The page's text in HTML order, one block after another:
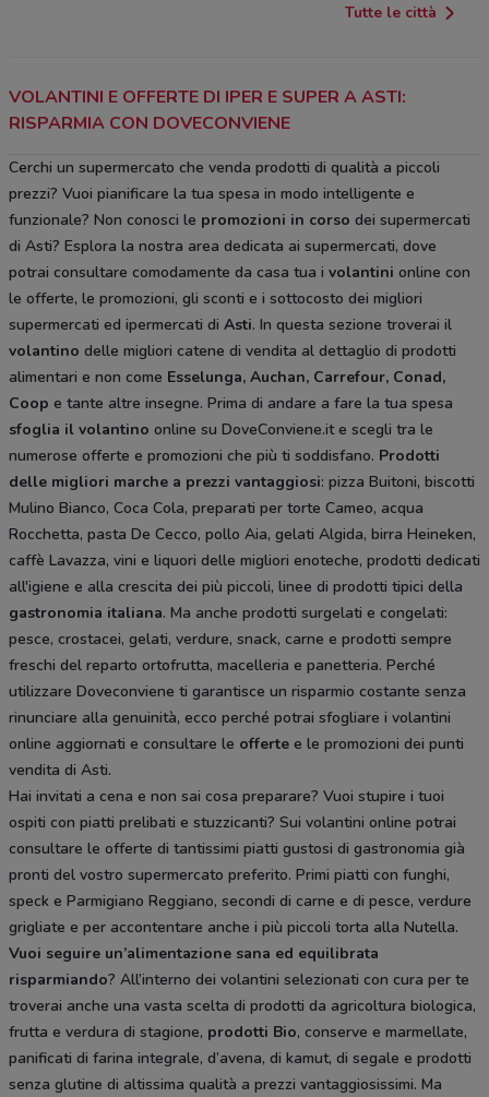
Tutte le città
VOLANTINI E OFFERTE DI IPER E SUPER A ASTI:
RISPARMIA CON DOVECONVIENE
Cerchi un supermercato che venda prodotti di qualità a piccoli
prezzi? Vuoi pianificare la tua spesa in modo intelligente e
funzionale? Non conosci le promozioni in corso dei supermercati
di Asti? Esplora la nostra area dedicata ai supermercati, dove
potrai consultare comodamente da casa tua i volantini online con
le offerte, le promozioni, gli sconti e i sottocosto dei migliori
supermercati ed ipermercati di Asti. In questa sezione troverai il
volantino delle migliori catene di vendita al dettaglio di prodotti
alimentari e non come Esselunga, Auchan, Carrefour, Conad,
Coop e tante altre insegne. Prima di andare a fare la tua spesa
sfoglia il volantino online su DoveConviene.it e scegli tra le
numerose offerte e promozioni che più ti soddisfano. Prodotti
delle migliori marche a prezzi vantaggiosi: pizza Buitoni, biscotti
Mulino Bianco, Coca Cola, preparati per torte Cameo, acqua
Rocchetta, pasta De Cecco, pollo Aia, gelati Algida, birra Heineken,
caffè Lavazza, vini e liquori delle migliori enoteche, prodotti dedicati
all'igiene e alla crescita dei più piccoli, linee di prodotti tipici della
gastronomia italiana. Ma anche prodotti surgelati e congelati:
pesce, crostacei, gelati, verdure, snack, carne e prodotti sempre
freschi del reparto ortofrutta, macelleria e panetteria. Perché
utilizzare Doveconviene ti garantisce un risparmio costante senza
rinunciare alla genuinità, ecco perché potrai sfogliare i volantini
online aggiornati e consultare le offerte e le promozioni dei punti
vendita di Asti.
Hai invitati a cena e non sai cosa preparare? Vuoi stupire i tuoi
ospiti con piatti prelibati e stuzzicanti? Sui volantini online potrai
consultare le offerte di tantissimi piatti gustosi di gastronomia già
pronti del vostro supermercato preferito. Primi piatti con funghi,
speck e Parmigiano Reggiano, secondi di carne e di pesce, verdure
grigliate e per accontentare anche i più piccoli torta alla Nutella.
Vuoi seguire un’alimentazione sana ed equilibrata
risparmiando? All’interno dei volantini selezionati con cura per te
troverai anche una vasta scelta di prodotti da agricoltura biologica,
frutta e verdura di stagione, prodotti Bio, conserve e marmellate,
panificati di farina integrale, d’avena, di kamut, di segale e prodotti
senza glutine di altissima qualità a prezzi vantaggiosissimi. Ma